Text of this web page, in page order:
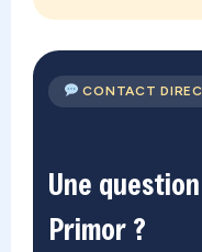
CONTACT
Une
Primor ?